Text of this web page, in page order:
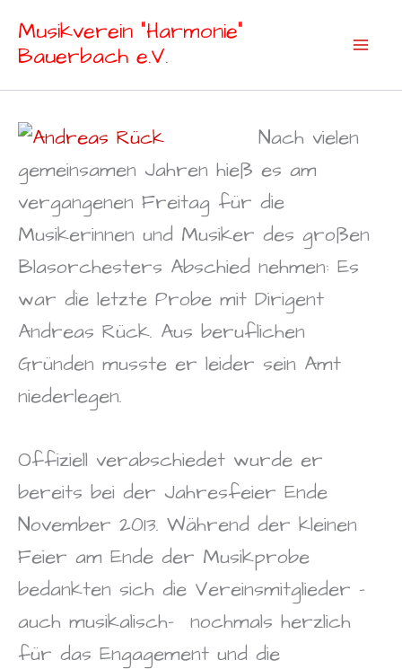
Inhalt
Musikverein "Harmonie"
Bauerbach e.V.
Nach vielen
gemeinsamen Jahren hieß es am
vergangenen Freitag für die
Musikerinnen und Musiker des großen
Blasorchesters Abschied nehmen: Es
war die letzte Probe mit Dirigent
Andreas Rück. Aus beruflichen
Gründen musste er leider sein Amt
niederlegen.
Offiziell verabschiedet wurde er
bereits bei der Jahresfeier Ende
November 2013. Während der kleinen
Feier am Ende der Musikprobe
bedankten sich die Vereinsmitglieder –
auch musikalisch-
nochmals herzlich
für das Engagement und die